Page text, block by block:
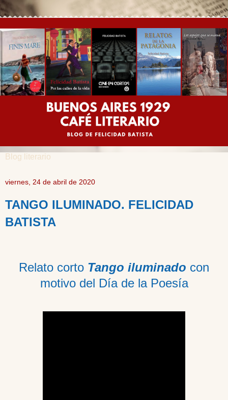
Blog literario
viernes, 24 de abril de 2020
TANGO ILUMINADO. FELICIDAD
BATISTA
Relato corto Tango iluminado con
motivo del Día de la Poesía